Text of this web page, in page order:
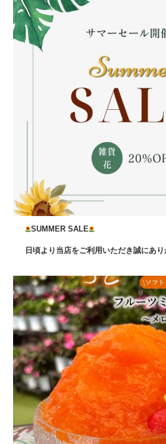
SUMMER SALE
日頃より当店をご利用いただき誠にあり